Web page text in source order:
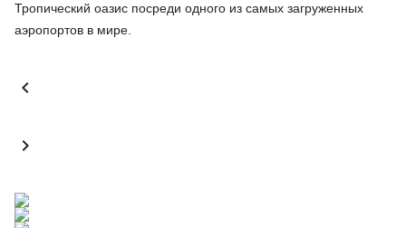
Тропический оазис посреди одного из самых загруженных
аэропортов в мире.

